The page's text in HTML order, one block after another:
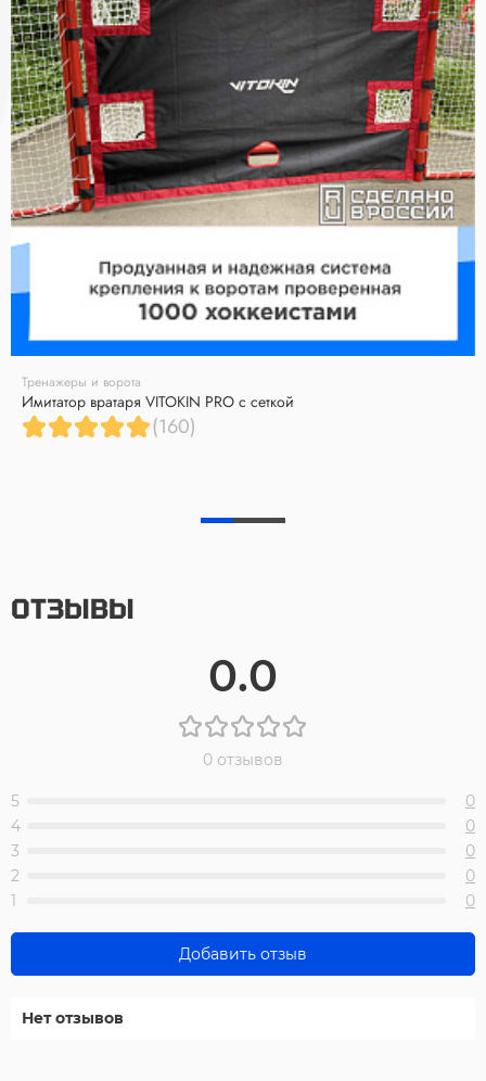
Тренажеры и ворота
Имитатор вратаря VITOKIN PRO с сеткой
(160)
ОТЗЫВЫ
0.0
0 отзывов
5
0
4
0
3
0
2
0
1
0
Добавить отзыв
Нет отзывов